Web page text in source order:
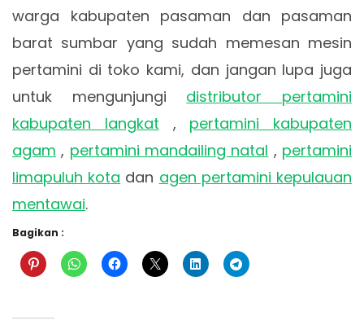
warga kabupaten pasaman dan pasaman
barat sumbar yang sudah memesan mesin
pertamini di toko kami, dan jangan lupa juga
untuk mengunjungi distributor pertamini
kabupaten langkat , pertamini kabupaten
agam , pertamini mandailing natal , pertamini
limapuluh kota dan agen pertamini kepulauan
mentawai.
Bagikan :